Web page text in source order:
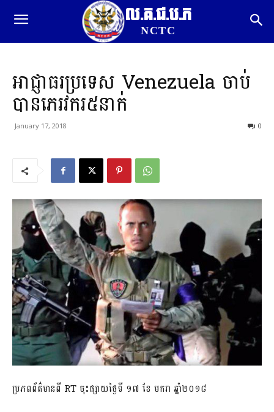
ល.គ.ជ.ប.ភ
NCTC
អាជ្ញាធរប្រទេស Venezuela ចាប់
បានភេរវករ៥នាក់
January 17, 2018 0
ប្រភពព័ត៌មានពី RT ចុះផ្សាយថ្ងៃទី ១៧ ខែ មករា ឆ្នាំ២០១៨